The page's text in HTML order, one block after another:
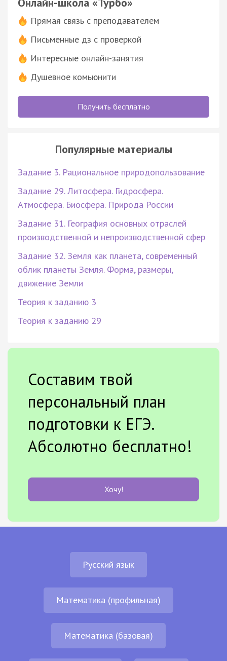
Прямая связь с преподавателем
Письменные дз с проверкой
Интересные онлайн-занятия
Душевное комьюнити
Получить бесплатно
Популярные материалы
Задание 3. Рациональное природопользование
Задание 29. Литосфера. Гидросфера.
Атмосфера. Биосфера. Природа России
Задание 31. География основных отраслей
производственной и непроизводственной сфер
Задание 32. Земля как планета, современный
облик планеты Земля. Форма, размеры,
движение Земли
Теория к заданию 3
Теория к заданию 29
Составим твой
персональный план
подготовки к ЕГЭ.
Абсолютно бесплатно!
Хочу!
Русский язык
Математика (профильная)
Математика (базовая)